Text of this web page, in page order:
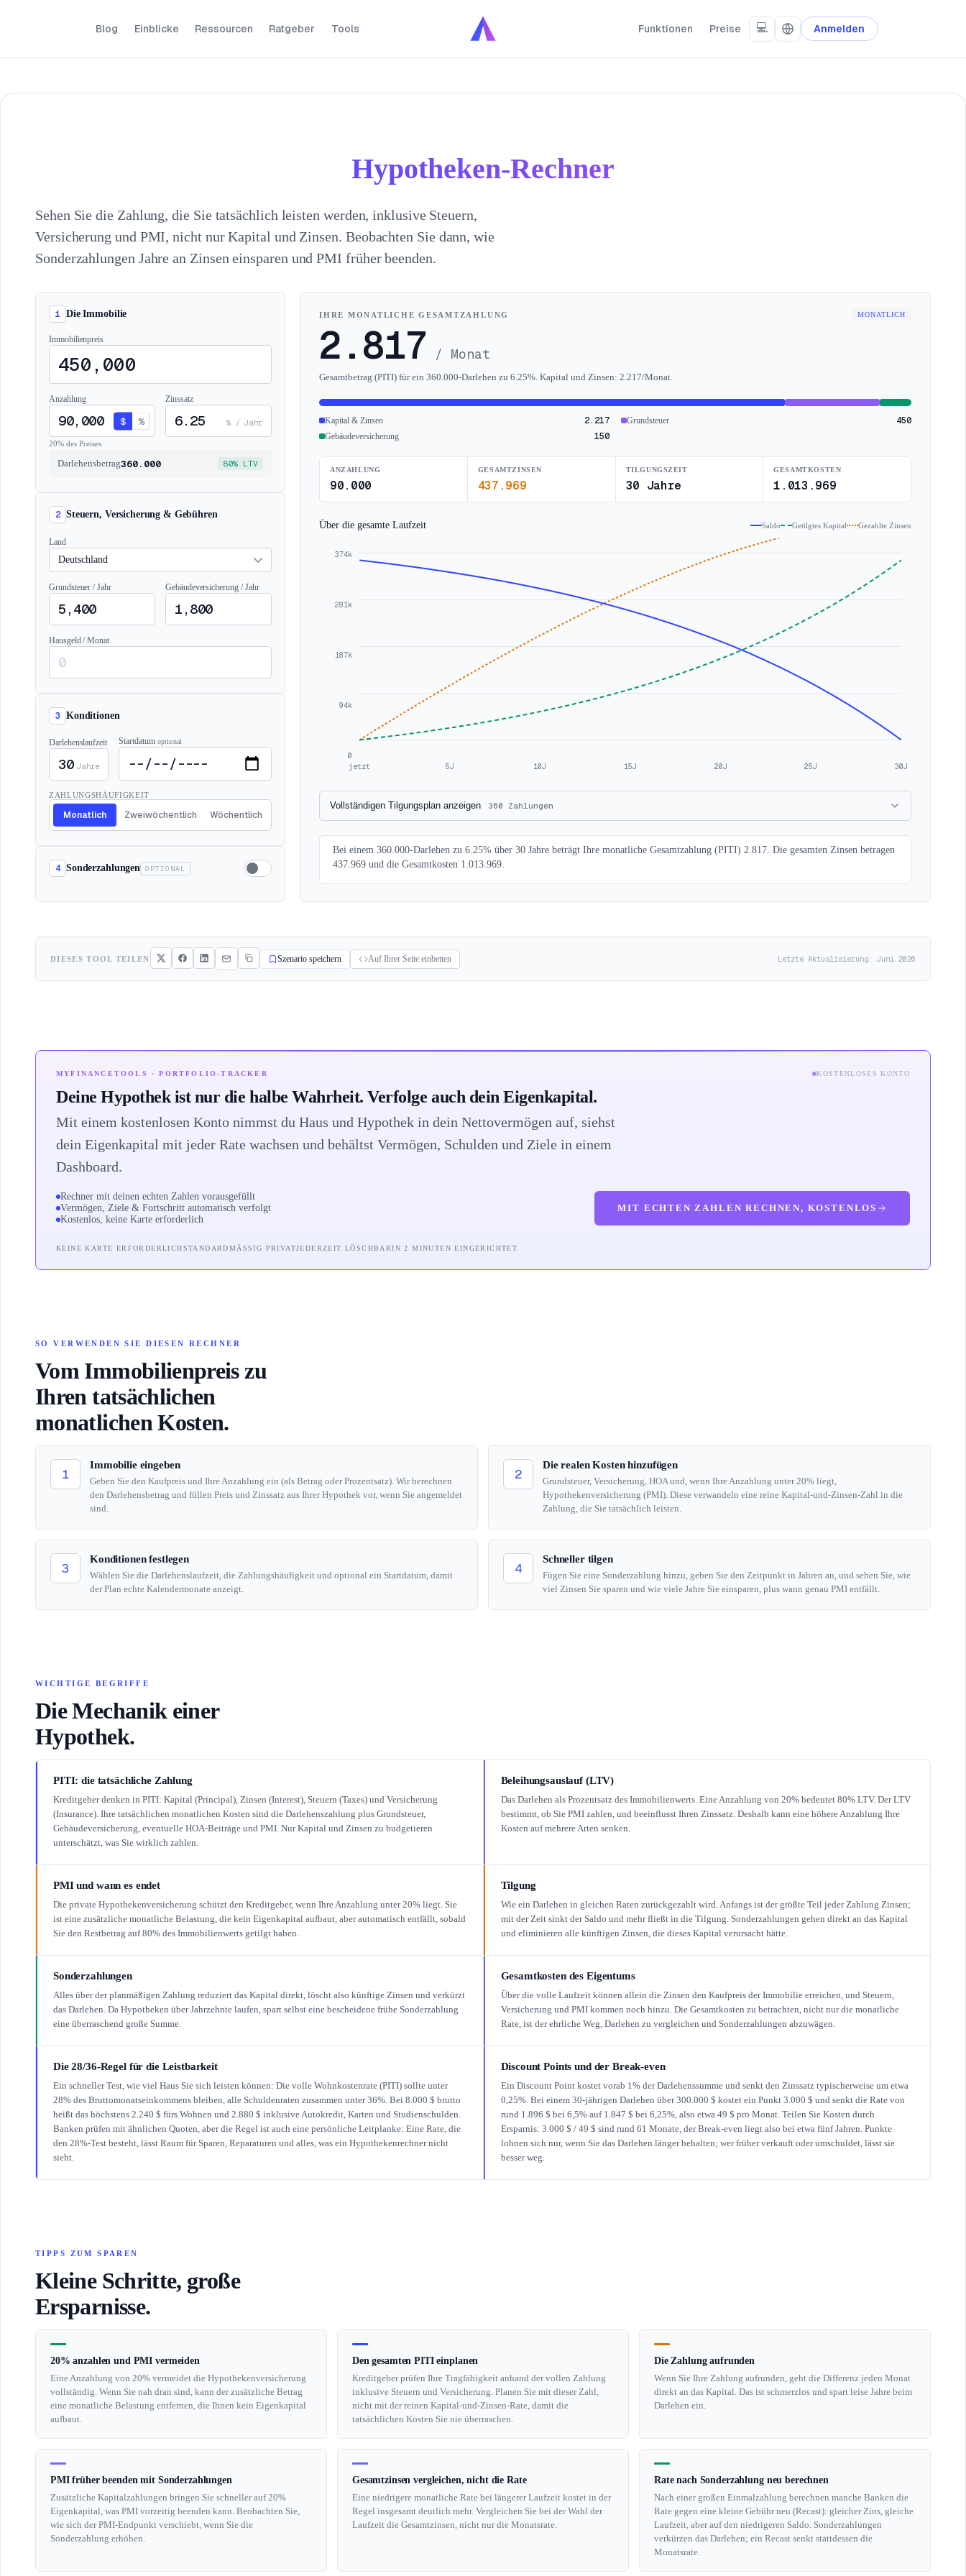
Blog Einblicke Ressourcen Ratgeber Tools Funktionen Preise 💻 Anmelden
Hypotheken-Rechner
Sehen Sie die Zahlung, die Sie tatsächlich leisten werden, inklusive Steuern,
Versicherung und PMI, nicht nur Kapital und Zinsen. Beobachten Sie dann, wie
Sonderzahlungen Jahre an Zinsen einsparen und PMI früher beenden.
1 Die Immobilie
Immobilienpreis
Anzahlung
$ %
20% des Preises
Zinssatz
% / Jahr
Darlehensbetrag360.000 80% LTV
2 Steuern, Versicherung & Gebühren
Land
Grundsteuer / Jahr Gebäudeversicherung / Jahr
Hausgeld / Monat
3 Konditionen
Darlehenslaufzeit
Jahre
Startdatum optional
ZAHLUNGSHÄUFIGKEIT
Monatlich Zweiwöchentlich Wöchentlich
4 Sonderzahlungen OPTIONAL
IHRE MONATLICHE GESAMTZAHLUNG MONATLICH
2.817 / Monat
Gesamtbetrag (PITI) für ein 360.000-Darlehen zu 6.25%. Kapital und Zinsen: 2.217/Monat.
Kapital & Zinsen 2.217 Grundsteuer 450
Gebäudeversicherung 150
ANZAHLUNG
90.000
GESAMTZINSEN
437.969
TILGUNGSZEIT
30 Jahre
GESAMTKOSTEN
1.013.969
Über die gesamte Laufzeit Saldo Getilgtes Kapital Gezahlte Zinsen
374k
281k
187k
94k
0
jetzt
5J 10J 15J 20J 25J 30J
Vollständigen Tilgungsplan anzeigen 360 Zahlungen
Bei einem 360.000-Darlehen zu 6.25% über 30 Jahre beträgt Ihre monatliche Gesamtzahlung (PITI) 2.817. Die gesamten Zinsen betragen
437.969 und die Gesamtkosten 1.013.969.
DIESES TOOL TEILEN Szenario speichern Auf Ihrer Seite einbetten Letzte Aktualisierung: Juni 2026
MYFINANCETOOLS · PORTFOLIO-TRACKER KOSTENLOSES KONTO
Deine Hypothek ist nur die halbe Wahrheit. Verfolge auch dein Eigenkapital.
Mit einem kostenlosen Konto nimmst du Haus und Hypothek in dein Nettovermögen auf, siehst
dein Eigenkapital mit jeder Rate wachsen und behältst Vermögen, Schulden und Ziele in einem
Dashboard.
Rechner mit deinen echten Zahlen vorausgefüllt
Vermögen, Ziele & Fortschritt automatisch verfolgt
Kostenlos, keine Karte erforderlich
MIT ECHTEN ZAHLEN RECHNEN, KOSTENLOS
KEINE KARTE ERFORDERLICHSTANDARDMÄSSIG PRIVAT JEDERZEIT LÖSCHBARIN 2 MINUTEN EINGERICHTET
SO VERWENDEN SIE DIESEN RECHNER
Vom Immobilienpreis zu
Ihren tatsächlichen
monatlichen Kosten.
1
Immobilie eingeben
Geben Sie den Kaufpreis und Ihre Anzahlung ein (als Betrag oder Prozentsatz). Wir berechnen
den Darlehensbetrag und füllen Preis und Zinssatz aus Ihrer Hypothek vor, wenn Sie angemeldet
sind.
2
Die realen Kosten hinzufügen
Grundsteuer, Versicherung, HOA und, wenn Ihre Anzahlung unter 20% liegt,
Hypothekenversicherung (PMI). Diese verwandeln eine reine Kapital-und-Zinsen-Zahl in die
Zahlung, die Sie tatsächlich leisten.
3
Konditionen festlegen
Wählen Sie die Darlehenslaufzeit, die Zahlungshäufigkeit und optional ein Startdatum, damit
der Plan echte Kalendermonate anzeigt.
4
Schneller tilgen
Fügen Sie eine Sonderzahlung hinzu, geben Sie den Zeitpunkt in Jahren an, und sehen Sie, wie
viel Zinsen Sie sparen und wie viele Jahre Sie einsparen, plus wann genau PMI entfällt.
WICHTIGE BEGRIFFE
Die Mechanik einer
Hypothek.
PITI: die tatsächliche Zahlung
Kreditgeber denken in PITI: Kapital (Principal), Zinsen (Interest), Steuern (Taxes) und Versicherung
(Insurance). Ihre tatsächlichen monatlichen Kosten sind die Darlehenszahlung plus Grundsteuer,
Gebäudeversicherung, eventuelle HOA-Beiträge und PMI. Nur Kapital und Zinsen zu budgetieren
unterschätzt, was Sie wirklich zahlen.
Beleihungsauslauf (LTV)
Das Darlehen als Prozentsatz des Immobilienwerts. Eine Anzahlung von 20% bedeutet 80% LTV. Der LTV
bestimmt, ob Sie PMI zahlen, und beeinflusst Ihren Zinssatz. Deshalb kann eine höhere Anzahlung Ihre
Kosten auf mehrere Arten senken.
PMI und wann es endet
Die private Hypothekenversicherung schützt den Kreditgeber, wenn Ihre Anzahlung unter 20% liegt. Sie
ist eine zusätzliche monatliche Belastung, die kein Eigenkapital aufbaut, aber automatisch entfällt, sobald
Sie den Restbetrag auf 80% des Immobilienwerts getilgt haben.
Tilgung
Wie ein Darlehen in gleichen Raten zurückgezahlt wird. Anfangs ist der größte Teil jeder Zahlung Zinsen;
mit der Zeit sinkt der Saldo und mehr fließt in die Tilgung. Sonderzahlungen gehen direkt an das Kapital
und eliminieren alle künftigen Zinsen, die dieses Kapital verursacht hätte.
Sonderzahlungen
Alles über der planmäßigen Zahlung reduziert das Kapital direkt, löscht also künftige Zinsen und verkürzt
das Darlehen. Da Hypotheken über Jahrzehnte laufen, spart selbst eine bescheidene frühe Sonderzahlung
eine überraschend große Summe.
Gesamtkosten des Eigentums
Über die volle Laufzeit können allein die Zinsen den Kaufpreis der Immobilie erreichen, und Steuern,
Versicherung und PMI kommen noch hinzu. Die Gesamtkosten zu betrachten, nicht nur die monatliche
Rate, ist der ehrliche Weg, Darlehen zu vergleichen und Sonderzahlungen abzuwägen.
Die 28/36-Regel für die Leistbarkeit
Ein schneller Test, wie viel Haus Sie sich leisten können: Die volle Wohnkostenrate (PITI) sollte unter
28% des Bruttomonatseinkommens bleiben, alle Schuldenraten zusammen unter 36%. Bei 8.000 $ brutto
heißt das höchstens 2.240 $ fürs Wohnen und 2.880 $ inklusive Autokredit, Karten und Studienschulden.
Banken prüfen mit ähnlichen Quoten, aber die Regel ist auch eine persönliche Leitplanke: Eine Rate, die
den 28%-Test besteht, lässt Raum für Sparen, Reparaturen und alles, was ein Hypothekenrechner nicht
sieht.
Discount Points und der Break-even
Ein Discount Point kostet vorab 1% der Darlehenssumme und senkt den Zinssatz typischerweise um etwa
0,25%. Bei einem 30-jährigen Darlehen über 300.000 $ kostet ein Punkt 3.000 $ und senkt die Rate von
rund 1.896 $ bei 6,5% auf 1.847 $ bei 6,25%, also etwa 49 $ pro Monat. Teilen Sie Kosten durch
Ersparnis: 3.000 $ / 49 $ sind rund 61 Monate, der Break-even liegt also bei etwa fünf Jahren. Punkte
lohnen sich nur, wenn Sie das Darlehen länger behalten; wer früher verkauft oder umschuldet, lässt sie
besser weg.
TIPPS ZUM SPAREN
Kleine Schritte, große
Ersparnisse.
20% anzahlen und PMI vermeiden
Eine Anzahlung von 20% vermeidet die Hypothekenversicherung
vollständig. Wenn Sie nah dran sind, kann der zusätzliche Betrag
eine monatliche Belastung entfernen, die Ihnen kein Eigenkapital
aufbaut.
Den gesamten PITI einplanen
Kreditgeber prüfen Ihre Tragfähigkeit anhand der vollen Zahlung
inklusive Steuern und Versicherung. Planen Sie mit dieser Zahl,
nicht mit der reinen Kapital-und-Zinsen-Rate, damit die
tatsächlichen Kosten Sie nie überraschen.
Die Zahlung aufrunden
Wenn Sie Ihre Zahlung aufrunden, geht die Differenz jeden Monat
direkt an das Kapital. Das ist schmerzlos und spart leise Jahre beim
Darlehen ein.
PMI früher beenden mit Sonderzahlungen
Zusätzliche Kapitalzahlungen bringen Sie schneller auf 20%
Eigenkapital, was PMI vorzeitig beenden kann. Beobachten Sie,
wie sich der PMI-Endpunkt verschiebt, wenn Sie die
Sonderzahlung erhöhen.
Gesamtzinsen vergleichen, nicht die Rate
Eine niedrigere monatliche Rate bei längerer Laufzeit kostet in der
Regel insgesamt deutlich mehr. Vergleichen Sie bei der Wahl der
Laufzeit die Gesamtzinsen, nicht nur die Monatsrate.
Rate nach Sonderzahlung neu berechnen
Nach einer großen Einmalzahlung berechnen manche Banken die
Rate gegen eine kleine Gebühr neu (Recast): gleicher Zins, gleiche
Laufzeit, aber auf den niedrigeren Saldo. Sonderzahlungen
verkürzen das Darlehen; ein Recast senkt stattdessen die
Monatsrate.